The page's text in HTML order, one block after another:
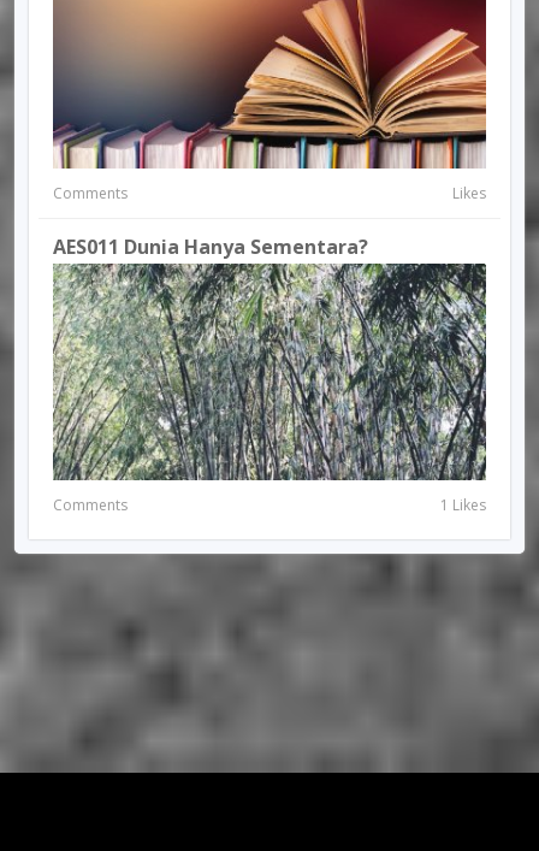
Comments Likes
AES011 Dunia Hanya Sementara?
Comments 1 Likes